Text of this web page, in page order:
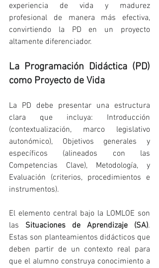
experiencia de vida y madurez
profesional de manera más efectiva,
convirtiendo la PD en un proyecto
altamente diferenciador.
La Programación Didáctica (PD)
como Proyecto de Vida
La PD debe presentar una estructura
clara que incluya: Introducción
(contextualización, marco legislativo
autonómico), Objetivos generales y
específicos (alineados con las
Competencias Clave), Metodología, y
Evaluación (criterios, procedimientos e
instrumentos).
El elemento central bajo la LOMLOE son
las Situaciones de Aprendizaje (SA).
Estas son planteamientos didácticos que
deben partir de un contexto real para
que el alumno construya conocimiento a